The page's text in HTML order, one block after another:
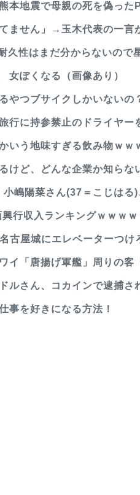
本地震で母親の死を偽っ
ません」→玉木代表の一言
久性はまだ分からないので
ぽくなる（画像あり）
やつブサイクしかいないの
行に持参禁止のドライヤ
いう地味すぎる飲み物ｗｗ
けど、どんな企業か知らな
小嶋陽菜さん(37＝こじはる
興行収入ランキングｗｗｗｗ
古屋城にエレベーターつ
イ「唐揚げ軍艦」周りの
ルさん、コカインで逮捕さ
事を好きになる方法！